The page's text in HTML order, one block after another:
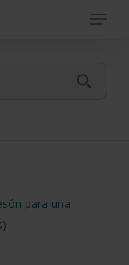
Menu
para una